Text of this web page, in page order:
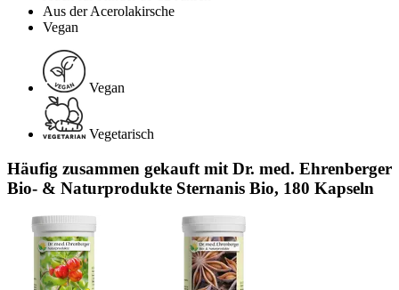
Aus der Acerolakirsche
Vegan
Vegan
Vegetarisch
Häufig zusammen gekauft mit Dr. med. Ehrenberger
Bio- & Naturprodukte Sternanis Bio, 180 Kapseln